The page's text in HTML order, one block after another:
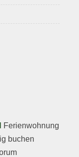
Ferienwohnung
buchen